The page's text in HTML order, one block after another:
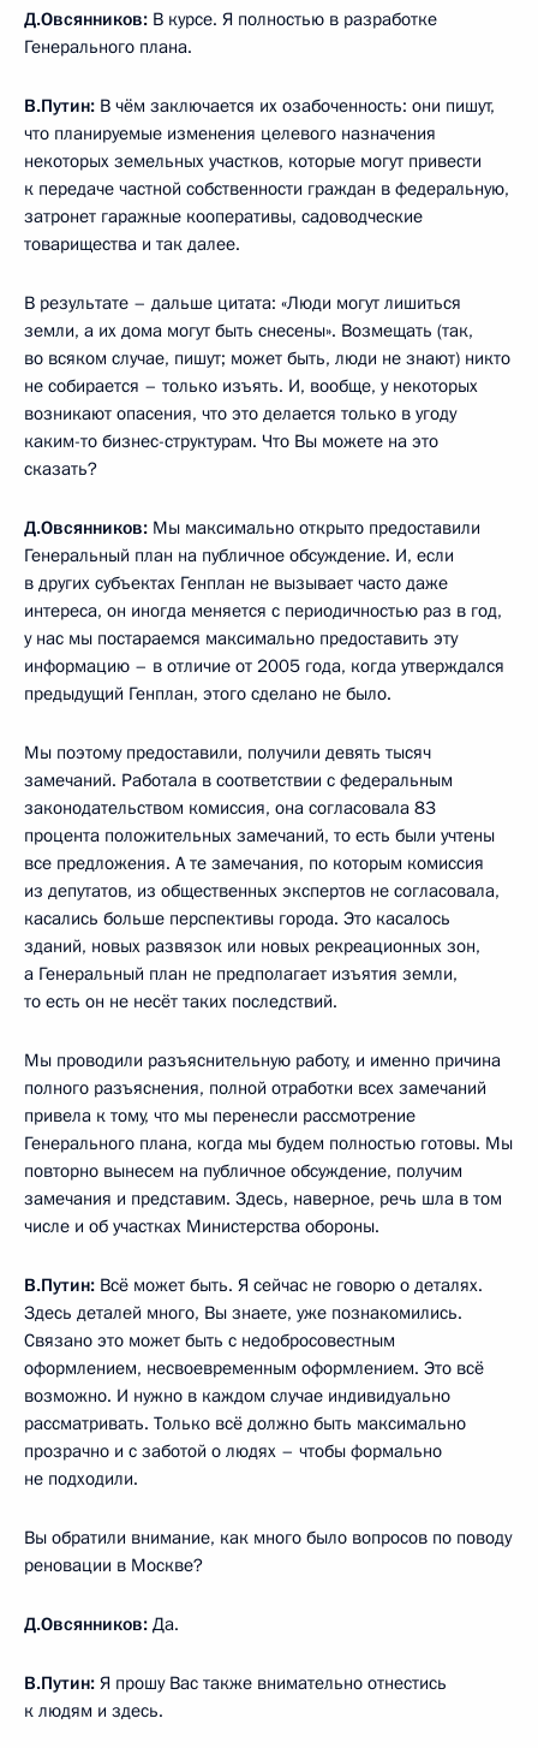
Д.Овсянников: В курсе. Я полностью в разработке
Генерального плана.
В.Путин: В чём заключается их озабоченность: они пишут,
что планируемые изменения целевого назначения
некоторых земельных участков, которые могут привести
к передаче частной собственности граждан в федеральную,
затронет гаражные кооперативы, садоводческие
товарищества и так далее.
В результате – дальше цитата: «Люди могут лишиться
земли, а их дома могут быть снесены». Возмещать (так,
во всяком случае, пишут; может быть, люди не знают) никто
не собирается – только изъять. И, вообще, у некоторых
возникают опасения, что это делается только в угоду
каким-то бизнес-структурам. Что Вы можете на это
сказать?
Д.Овсянников: Мы максимально открыто предоставили
Генеральный план на публичное обсуждение. И, если
в других субъектах Генплан не вызывает часто даже
интереса, он иногда меняется с периодичностью раз в год,
у нас мы постараемся максимально предоставить эту
информацию – в отличие от 2005 года, когда утверждался
предыдущий Генплан, этого сделано не было.
Мы поэтому предоставили, получили девять тысяч
замечаний. Работала в соответствии с федеральным
законодательством комиссия, она согласовала 83
процента положительных замечаний, то есть были учтены
все предложения. А те замечания, по которым комиссия
из депутатов, из общественных экспертов не согласовала,
касались больше перспективы города. Это касалось
зданий, новых развязок или новых рекреационных зон,
а Генеральный план не предполагает изъятия земли,
то есть он не несёт таких последствий.
Мы проводили разъяснительную работу, и именно причина
полного разъяснения, полной отработки всех замечаний
привела к тому, что мы перенесли рассмотрение
Генерального плана, когда мы будем полностью готовы. Мы
повторно вынесем на публичное обсуждение, получим
замечания и представим. Здесь, наверное, речь шла в том
числе и об участках Министерства обороны.
В.Путин: Всё может быть. Я сейчас не говорю о деталях.
Здесь деталей много, Вы знаете, уже познакомились.
Связано это может быть с недобросовестным
оформлением, несвоевременным оформлением. Это всё
возможно. И нужно в каждом случае индивидуально
рассматривать. Только всё должно быть максимально
прозрачно и с заботой о людях – чтобы формально
не подходили.
Вы обратили внимание, как много было вопросов по поводу
реновации в Москве?
Д.Овсянников: Да.
В.Путин: Я прошу Вас также внимательно отнестись
к людям и здесь.